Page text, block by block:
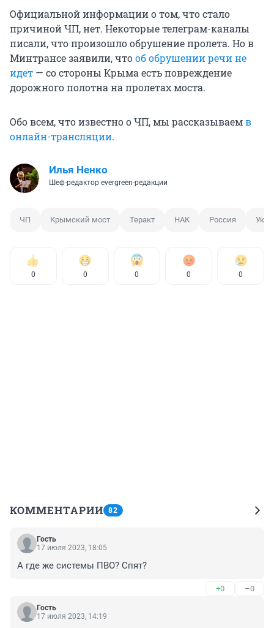
Официальной информации о том, что стало
причиной ЧП, нет. Некоторые телеграм-каналы
писали, что произошло обрушение пролета. Но в
Минтрансе заявили, чтооб обрушении речи не
идет — со стороны Крыма есть повреждение
дорожного полотна на пролетах моста.
Обо всем, что известно о ЧП, мы рассказываемв
онлайн-трансляции.
Илья Ненко
Шеф-редактор evergreen-редакции
ЧП Крымский мост Теракт НАК Россия
0 0 0 0 0
КОММЕНТАРИИ 82
Гость
17 июля 2023, 18:05
А где же системы ПВО? Спят?
+0 –0
Гость
17 июля 2023, 14:19